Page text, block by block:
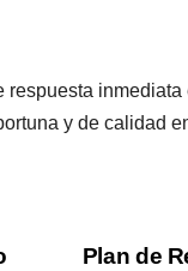
y de calidad
Plan de